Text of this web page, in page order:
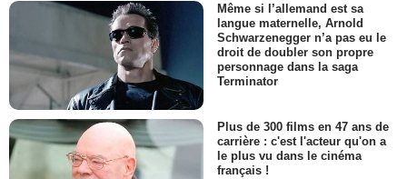
Même si l’allemand est sa
langue maternelle, Arnold
Schwarzenegger n’a pas eu le
droit de doubler son propre
personnage dans la saga
Terminator
Plus de 300 films en 47 ans de
carrière : c'est l'acteur qu'on a
le plus vu dans le cinéma
français !